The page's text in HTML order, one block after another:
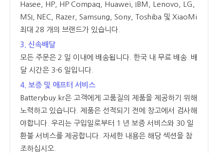
Hasee, HP, HP Compaq, Huawei, IBM, Lenovo, LG,
MSI, NEC, Razer, Samsung, Sony, Toshiba 및 XiaoMi
최대 28 개의 브랜드가 있습니다.
3. 신속배달
모든 주문은 2 일 이내에 배송됩니다. 한국 내 무료 배송. 배
달 시간은 3-6 일입니다.
4. 보증 및 애프터 서비스
Batterybuy.kr은 고객에게 고품질의 제품을 제공하기 위해
노력하고 있습니다. 제품은 선적되기 전에 창고에서 검사해
야합니다. 우리는 구입일로부터 1 년 보증 서비스와 30 일
환불 서비스를 제공합니다. 자세한 내용은 해당 섹션을 참
조하십시오.